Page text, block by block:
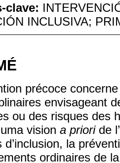
clave:
INCLUSIVA;
précoce
envisageant
ou des risques des
vision a prioride
d’inclusion, la
ordinaires de